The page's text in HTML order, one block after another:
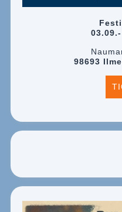
98693